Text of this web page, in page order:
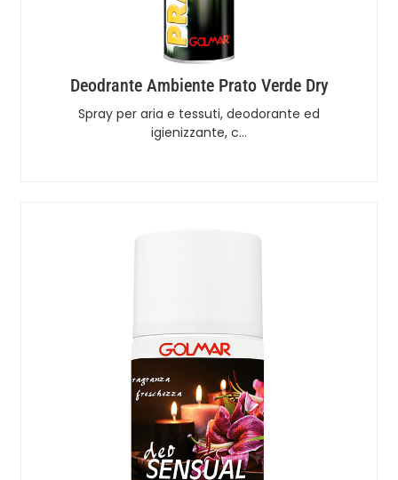
Deodrante Ambiente Prato Verde Dry
Spray per aria e tessuti, deodorante ed
igienizzante, c…